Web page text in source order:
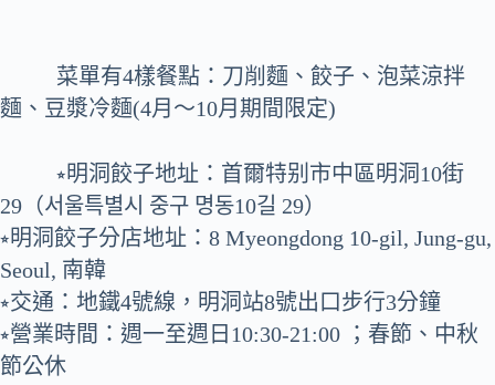
菜單有4樣餐點：刀削麵、餃子、泡菜涼拌
麵、豆漿冷麵(4月～10月期間限定)
⭒明洞餃子地址：首爾特别市中區明洞10街
29（서울특별시 중구 명동10길 29）
⭒明洞餃子分店地址：8 Myeongdong 10-gil, Jung-gu,
Seoul, 南韓
⭒交通：地鐵4號線，明洞站8號出口步行3分鐘
⭒營業時間：週一至週日10:30-21:00 ；春節、中秋
節公休